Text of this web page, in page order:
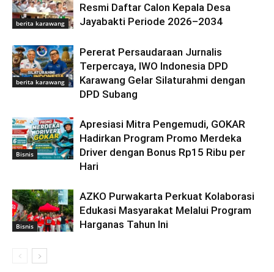
berita karawang
Resmi Daftar Calon Kepala Desa
Jayabakti Periode 2026–2034
berita karawang
Pererat Persaudaraan Jurnalis
Terpercaya, IWO Indonesia DPD
Karawang Gelar Silaturahmi dengan
DPD Subang
Bisnis
Apresiasi Mitra Pengemudi, GOKAR
Hadirkan Program Promo Merdeka
Driver dengan Bonus Rp15 Ribu per
Hari
Bisnis
AZKO Purwakarta Perkuat Kolaborasi
Edukasi Masyarakat Melalui Program
Harganas Tahun Ini